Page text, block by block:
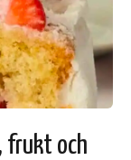
frukt och